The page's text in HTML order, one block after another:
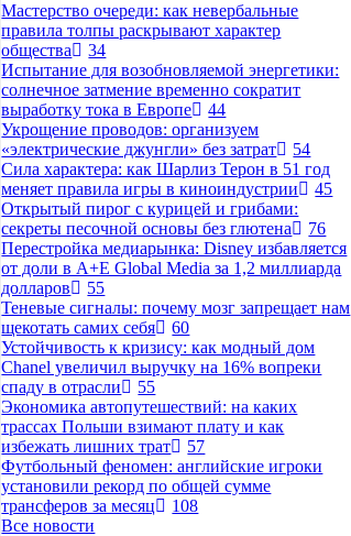
Мастерство очереди: как невербальные
правила толпы раскрывают характер
общества
34
Испытание для возобновляемой энергетики:
солнечное затмение временно сократит
выработку тока в Европе
44
Укрощение проводов: организуем
«электрические джунгли» без затрат
54
Сила характера: как Шарлиз Терон в 51 год
меняет правила игры в киноиндустрии
45
Открытый пирог с курицей и грибами:
секреты песочной основы без глютена
76
Перестройка медиарынка: Disney избавляется
от доли в A+E Global Media за 1,2 миллиарда
долларов
55
Теневые сигналы: почему мозг запрещает нам
щекотать самих себя
60
Устойчивость к кризису: как модный дом
Chanel увеличил выручку на 16% вопреки
спаду в отрасли
55
Экономика автопутешествий: на каких
трассах Польши взимают плату и как
избежать лишних трат
57
Футбольный феномен: английские игроки
установили рекорд по общей сумме
трансферов за месяц
108
Все новости